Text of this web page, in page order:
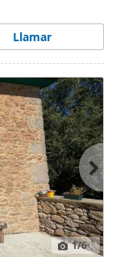
Llamar
1/6